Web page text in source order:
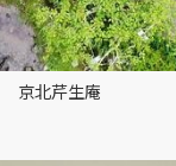
京北芹生庵